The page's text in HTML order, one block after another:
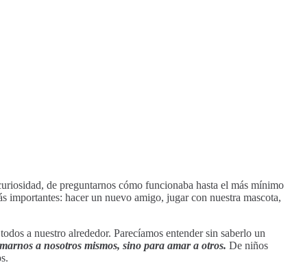
de preguntarnos cómo funcionaba hasta el más mínimo
importantes: hacer un nuevo amigo, jugar con nuestra mascota,
a nuestro alrededor. Parecíamos entender sin saberlo un
a nosotros mismos, sino para amar a otros. De niños